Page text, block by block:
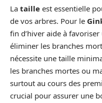
La taille est essentielle
de vos arbres. Pour le
fin d’hiver aide à
éliminer les branches
nécessite une taille
les branches mortes ou
surtout au cours des
crucial pour assurer une